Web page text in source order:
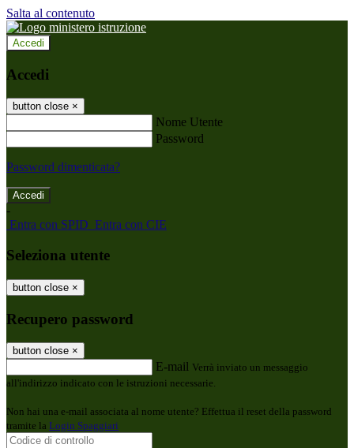
Salta al contenuto
Accedi
Accedi
button close ×
Nome Utente
Password
Password dimenticata?
-
Entra con SPID Entra con CIE
Seleziona utente
button close ×
Recupero password
button close ×
E-mail Verrà inviato un messaggio
all'indirizzo indicato con le istruzioni necessarie.
Non hai una e-mail associata al nome utente? Effettua il reset della password
tramite la Login Spaggiari